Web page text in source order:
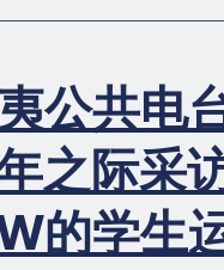
顾
家
庭
和
照
顾
儿
公共电
之际采
的学生